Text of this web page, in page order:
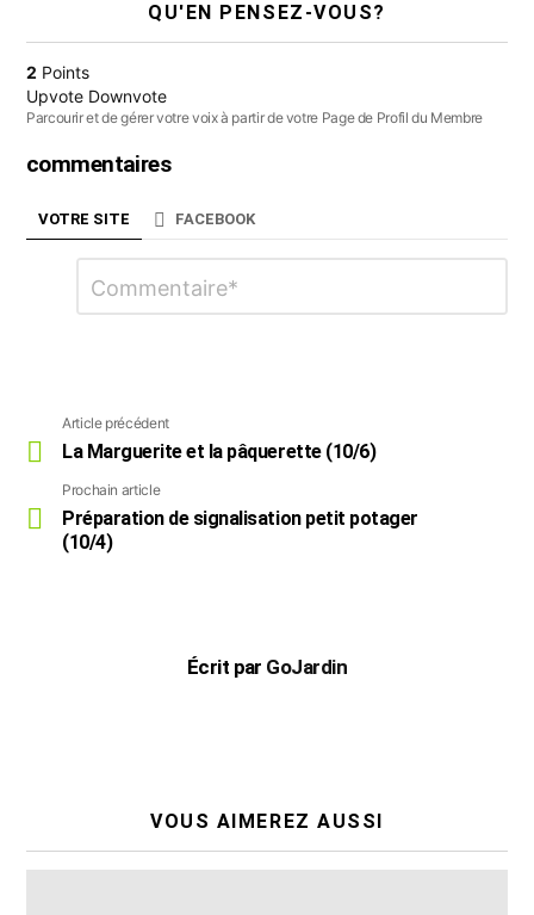
n
a
v
i
a
o
QU'EN PENSEZ-VOUS?
2 Points
Upvote Downvote
Parcourir et de gérer votre voix à partir de votre Page de Profil du Membre
commentaires
VOTRE SITE FACEBOOK
commentaire
plus
Article précédent
La Marguerite et la pâquerette (10/6)
Prochain article
Préparation de signalisation petit potager
(10/4)
Écrit par GoJardin
VOUS AIMEREZ AUSSI